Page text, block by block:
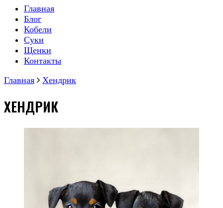
Главная
Блог
Кобели
Суки
Щенки
Контакты
Главная
Хендрик
ХЕНДРИК